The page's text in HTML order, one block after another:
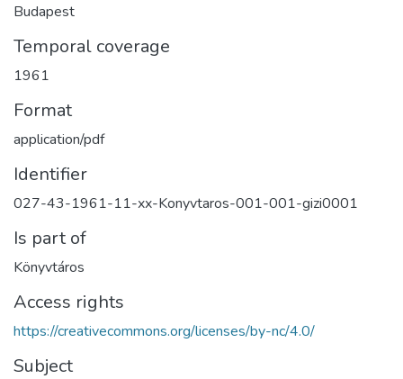
Budapest
Temporal coverage
1961
Format
application/pdf
Identifier
027-43-1961-11-xx-Konyvtaros-001-001-gizi0001
Is part of
Könyvtáros
Access rights
https://creativecommons.org/licenses/by-nc/4.0/
Subject